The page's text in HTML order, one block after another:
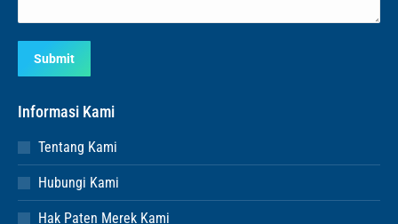
Submit
Informasi Kami
Tentang Kami
Hubungi Kami
Hak Paten Merek Kami